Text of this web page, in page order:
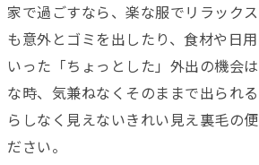
家で過ごすなら、楽な服でリラック
も意外とゴミを出したり、食材や日
いった「ちょっとした」外出の機会
な時、気兼ねなくそのままで出られ
らしなく見えないきれい見え裏毛の
ださい。